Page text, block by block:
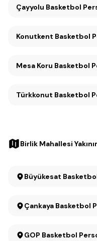
Çayyolu
Konutkent
Mesa Koru
Türkkonut Basketbol
Birlik Mahallesi
Büyükesat
Çankaya
GOP Basketbol